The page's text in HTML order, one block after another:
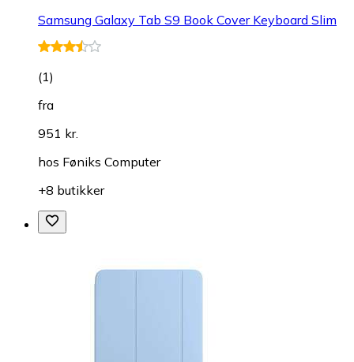
Samsung Galaxy Tab S9 Book Cover Keyboard Slim
(1)
fra
951 kr.
hos Føniks Computer
+8 butikker